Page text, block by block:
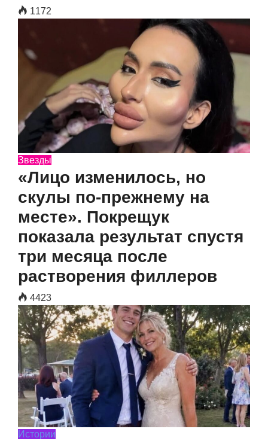
1172
Звезды
«Лицо изменилось, но
скулы по-прежнему на
месте». Покрещук
показала результат спустя
три месяца после
растворения филлеров
4423
Истории